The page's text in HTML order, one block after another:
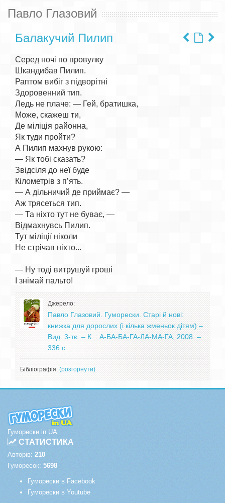
Павло Глазовий
Балакучий Пилип
Серед ночі по провулку
Шкандибав Пилип.
Раптом вибіг з підворітні
Здоровенний тип.
Ледь не плаче: — Гей, братишка,
Може, скажеш ти,
Де міліція районна,
Як туди пройти?
А Пилип махнув рукою:
— Як тобі сказать?
Звідсіля до неї буде
Кілометрів з п’ять.
— А дільничий де приймає? —
Аж трясеться тип.
— Та ніхто тут не буває, —
Відмахнувсь Пилип.
Тут міліції ніколи
Не стрічав ніхто...
— Ну тоді витрушуй гроші
Джерело:
Павло Глазовий. Гуморески. Старі й нові:
книжка для дорослих (і кілька жменьок дітям) –
Вид. 3-тє. – К. : А-БА-БА-ГА-ЛА-МА-ГА, 2008. –
336 с.
Бібліографія: (розгорнути)
Гуморески in UA
СТАТИСТИКА
Авторів: 210
Гуморесок: 5698
Гуморески в Facebook
Гуморески в Youtube